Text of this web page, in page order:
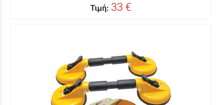
Τιμή: 33 €